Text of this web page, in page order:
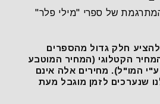
של ספרי "מילי פלר"
להציע חלק גדול מהספרים
הקטלוגי (המחיר המוטבע
המו"ל). מחירים אלה אינם
שנערכים לזמן מוגבל מעת